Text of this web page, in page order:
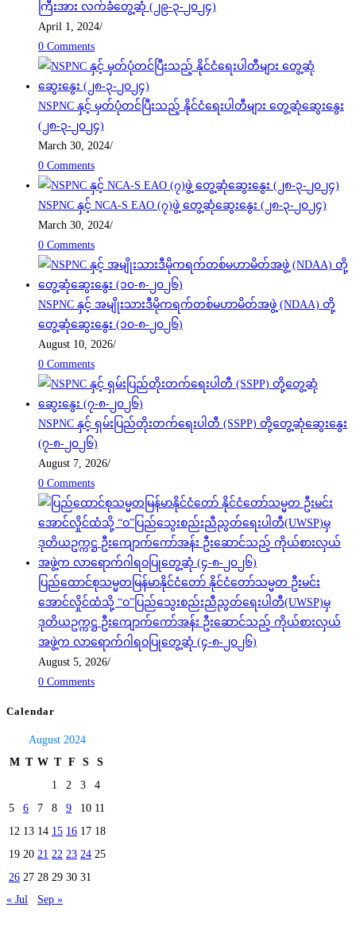
ကြီးအား လက်ခံတွေ့ဆုံ (၂၉-၃-၂၀၂၄)
April 1, 2024/
0 Comments
NSPNC နှင့် မှတ်ပုံတင်ပြီးသည့် နိုင်ငံရေးပါတီများ တွေ့ဆုံဆွေးနွေး
(၂၈-၃-၂၀၂၄)
March 30, 2024/
0 Comments
NSPNC နှင့် NCA-S EAO (၇)ဖွဲ့ တွေ့ဆုံဆွေးနွေး (၂၈-၃-၂၀၂၄)
March 30, 2024/
0 Comments
NSPNC နှင့် အမျိုးသားဒီမိုကရက်တစ်မဟာမိတ်အဖွဲ့ (NDAA) တို့
တွေ့ဆုံဆွေးနွေး (၁၀-၈-၂၀၂၆)
August 10, 2026/
0 Comments
NSPNC နှင့် ရှမ်းပြည်တိုးတက်ရေးပါတီ (SSPP) တို့တွေ့ဆုံဆွေးနွေး
(၇-၈-၂၀၂၆)
August 7, 2026/
0 Comments
ပြည်ထောင်စုသမ္မတမြန်မာနိုင်ငံတော် နိုင်ငံတော်သမ္မတ ဦးမင်း
အောင်လှိုင်ထံသို့ “ဝ”ပြည်သွေးစည်းညီညွတ်ရေးပါတီ(UWSP)မှ
ဒုတိယဥက္ကဋ္ဌ ဦးကျောက်ကော်အန်း ဦးဆောင်သည့် ကိုယ်စားလှယ်
အဖွဲ့က လာရောက်ဂါရဝပြုတွေ့ဆုံ (၄-၈-၂၀၂၆)
August 5, 2026/
0 Comments
Calendar
August 2024
M T W T F S
S
1
2 3
4
5
6 7 8 9 10 11
12 13 14 15 16 17 18
19 20 21 22 23 24 25
26 27 28 29 30 31
« Jul
Sep »